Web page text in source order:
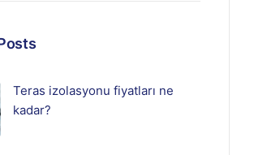
Teras izolasyonu fiyatları ne
kadar?